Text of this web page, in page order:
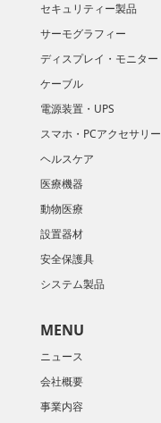
セキュリティー製品
サーモグラフィー
ディスプレイ・モニター
ケーブル
電源装置・UPS
スマホ・PCアクセサリー
ヘルスケア
医療機器
動物医療
設置器材
安全保護具
システム製品
MENU
ニュース
会社概要
​事業内容